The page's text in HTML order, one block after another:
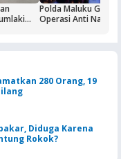
Polda Maluku Gelar
Operasi Anti
280 Orang, 19
Diduga Karena
Rokok?